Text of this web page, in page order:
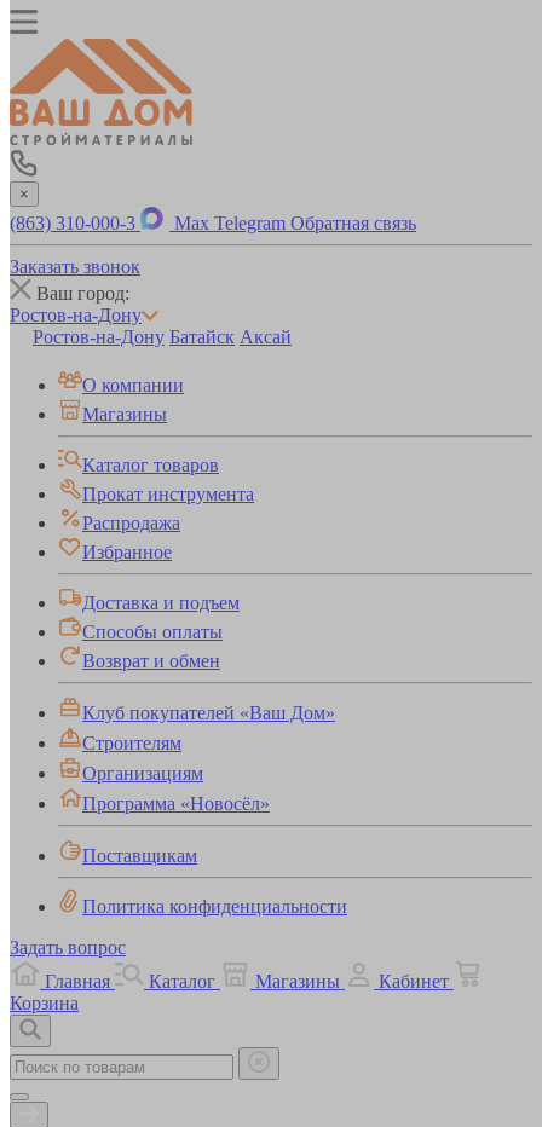
×
(863) 310-000-3 Max Telegram Обратная связь
Заказать звонок
Ваш город:
Ростов-на-Дону
Ростов-на-Дону Батайск Аксай
О компании
Магазины
Каталог товаров
Прокат инструмента
Распродажа
Избранное
Доставка и подъем
Способы оплаты
Возврат и обмен
Клуб покупателей «Ваш Дом»
Строителям
Организациям
Программа «Новосёл»
Поставщикам
Политика конфиденциальности
Задать вопрос
Главная
Каталог Магазины
Кабинет
Корзина